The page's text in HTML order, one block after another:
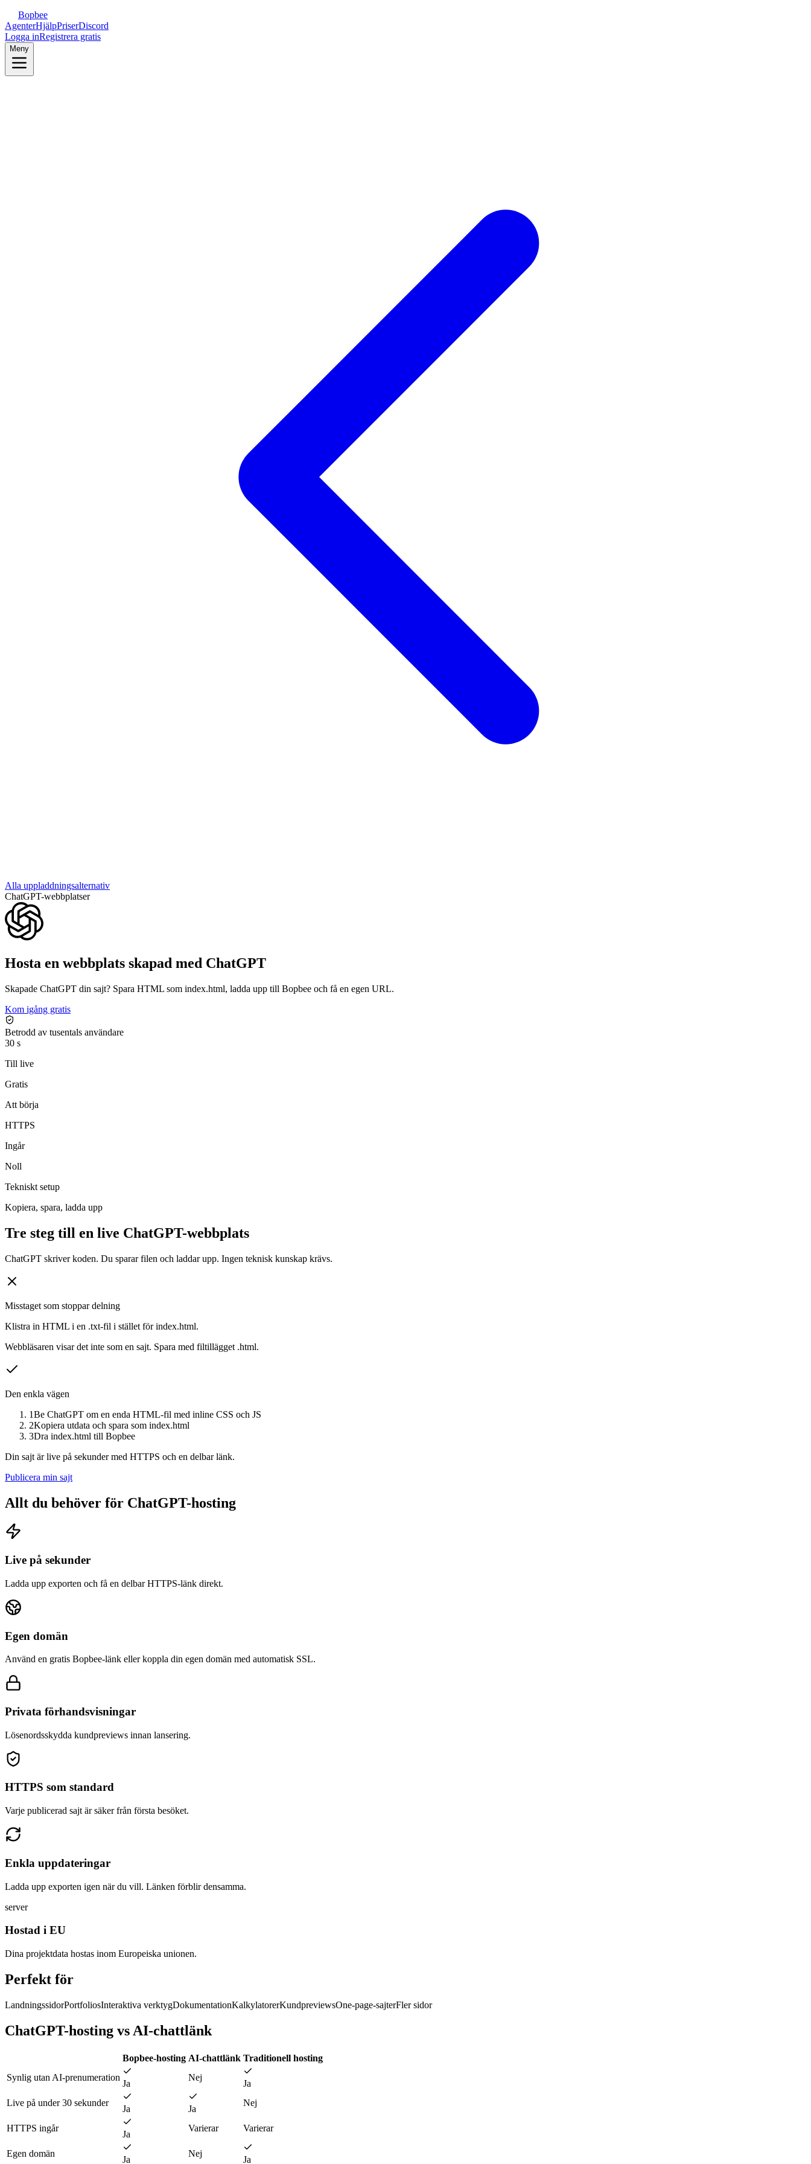
Bopbee
AgenterHjälpPriserDiscord
Logga inRegistrera gratis
Meny
Alla uppladdningsalternativ
ChatGPT-webbplatser
Hosta en webbplats skapad med ChatGPT
Skapade ChatGPT din sajt? Spara HTML som index.html, ladda upp till Bopbee och få en egen URL.
Kom igång gratis
Betrodd av tusentals användare
30 s
Till live
Gratis
Att börja
HTTPS
Ingår
Noll
Tekniskt setup
Kopiera, spara, ladda upp
Tre steg till en live ChatGPT-webbplats
ChatGPT skriver koden. Du sparar filen och laddar upp. Ingen teknisk kunskap krävs.
Misstaget som stoppar delning
Klistra in HTML i en .txt-fil i stället för index.html.
Webbläsaren visar det inte som en sajt. Spara med filtillägget .html.
Den enkla vägen
1Be ChatGPT om en enda HTML-fil med inline CSS och JS
2Kopiera utdata och spara som index.html
3Dra index.html till Bopbee
Din sajt är live på sekunder med HTTPS och en delbar länk.
Publicera min sajt
Allt du behöver för ChatGPT-hosting
Live på sekunder
Ladda upp exporten och få en delbar HTTPS-länk direkt.
Egen domän
Använd en gratis Bopbee-länk eller koppla din egen domän med automatisk SSL.
Privata förhandsvisningar
Lösenordsskydda kundpreviews innan lansering.
HTTPS som standard
Varje publicerad sajt är säker från första besöket.
Enkla uppdateringar
Ladda upp exporten igen när du vill. Länken förblir densamma.
server
Hostad i EU
Dina projektdata hostas inom Europeiska unionen.
Perfekt för
LandningssidorPortfoliosInteraktiva verktygDokumentationKalkylatorerKundpreviewsOne-page-sajterFler sidor
ChatGPT-hosting vs AI-chattlänk
Bopbee-hosting AI-chattlänk Traditionell hosting
Synlig utan AI-prenumeration
Ja
Nej
Ja
Live på under 30 sekunder
Ja Ja
Nej
HTTPS ingår
Ja
Varierar Varierar
Egen domän
Ja
Nej
Ja